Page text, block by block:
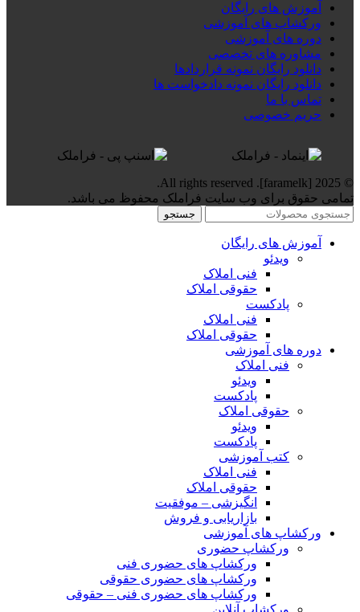
آموزش های رایگان
ورکشاپ های آموزشی
دوره های آموزشی
مشاوره های تخصصی
دانلود رایگان نمونه قراردادها
دانلود رایگان نمونه دادخواست ها
تماس با ما
حریم خصوصی
© 2025 [faramelk]. All rights reserved.
تمامی حقوق برای وب سایت فراملک محفوظ می باشد.
جستجو
آموزش های رایگان
ویدئو
فنی املاک
حقوقی املاک
پادکست
فنی املاک
حقوقی املاک
دوره های آموزشی
فنی املاک
ویدئو
پادکست
حقوقی املاک
ویدئو
پادکست
کتب آموزشی
فنی املاک
حقوقی املاک
انگیزشی – موفقیت
بازاریابی و فروش
ورکشاپ های آموزشی
ورکشاپ حضوری
ورکشاپ های حضوری فنی
ورکشاپ های حضوری حقوقی
ورکشاپ های حضوری فنی – حقوقی